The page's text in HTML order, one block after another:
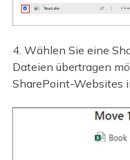
4. Wählen Sie eine
Dateien übertragen
SharePoint-Websites